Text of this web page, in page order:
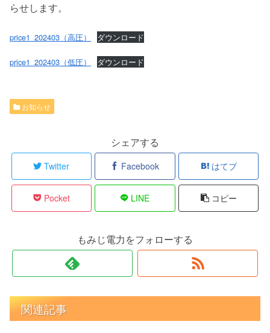
らせします。
price1_202403（高圧） ダウンロード
price1_202403（低圧） ダウンロード
お知らせ
シェアする
Twitter Facebook はてブ
Pocket LINE コピー
もみじ電力をフォローする
関連記事